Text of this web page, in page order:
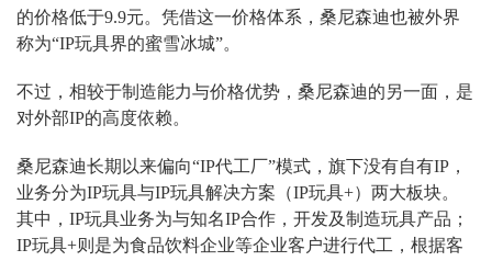
的价格低于9.9元。凭借这一价格体系，桑尼森迪也被外界
称为“IP玩具界的蜜雪冰城”。
不过，相较于制造能力与价格优势，桑尼森迪的另一面，是
对外部IP的高度依赖。
桑尼森迪长期以来偏向“IP代工厂”模式，旗下没有自有IP，
业务分为IP玩具与IP玩具解决方案（IP玩具+）两大板块。
其中，IP玩具业务为与知名IP合作，开发及制造玩具产品；
IP玩具+则是为食品饮料企业等企业客户进行代工，根据客